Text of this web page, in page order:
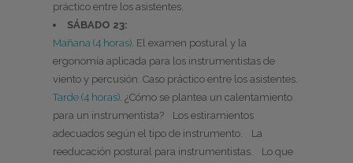
práctico entre los asistentes.
SÁBADO 23:
Mañana (4 horas). El examen postural y la
ergonomía aplicada para los instrumentistas de
viento y percusión. Caso práctico entre los asistentes.
Tarde (4 horas). ¿Cómo se plantea un calentamiento
para un instrumentista? Los estiramientos
adecuados según el tipo de instrumento. La
reeducación postural para instrumentistas. Lo que